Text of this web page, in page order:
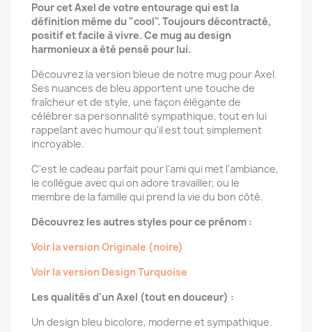
Pour cet Axel de votre entourage qui est la
définition même du "cool". Toujours décontracté,
positif et facile à vivre. Ce mug au design
harmonieux a été pensé pour lui.
Découvrez la version bleue de notre mug pour Axel.
Ses nuances de bleu apportent une touche de
fraîcheur et de style, une façon élégante de
célébrer sa personnalité sympathique, tout en lui
rappelant avec humour qu'il est tout simplement
incroyable.
C'est le cadeau parfait pour l'ami qui met l'ambiance,
le collègue avec qui on adore travailler, ou le
membre de la famille qui prend la vie du bon côté.
Découvrez les autres styles pour ce prénom :
Voir la version Originale (noire)
Voir la version Design Turquoise
Les qualités d'un Axel (tout en douceur) :
Un design bleu bicolore, moderne et sympathique.